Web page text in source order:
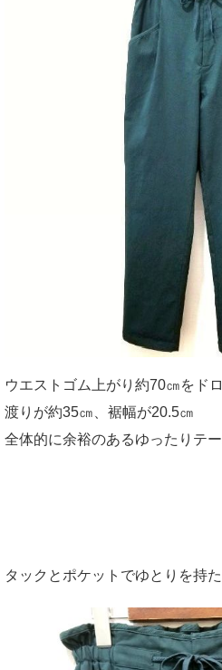
ウエストゴム上がり約70㎝をド
渡りが約35㎝、裾幅が20.5㎝
全体的に余裕のあるゆったりテ
タックとポケットでゆとりを持